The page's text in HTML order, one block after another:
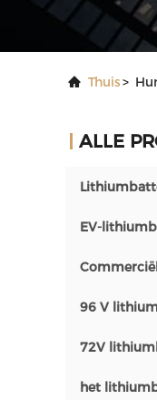
Thuis>
ALLE
EV-
96 V
72V
het